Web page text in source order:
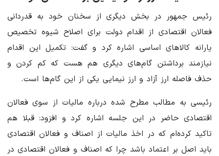
رئیس جمهور در بخش دیگری از سخنان خود به قدردانی
فعالان اقتصادی از اقدام دولت برای اصلاح شیوه تخصیص
یارانه کالاهای اساسی اشاره کرد و گفت: تکمیل این اقدام
نیازمند برداشتن گام‌های دیگری هم هست که کم کردن و
حذف فاصله ارز آزاد و ارز نیمایی یکی از این گام‌ها است.
رئیسی به مطالب مطرح شده درباره مالیات از سوی فعالان
اقتصادی حاضر در این جلسه اشاره کرد و افزود: قبلا هم
تاکید کرده‌ام که در اخذ مالیات از اصناف و فعالان اقتصادی
باید اصل بر اعتماد باشد چرا که اصناف و فعالان اقتصادی در